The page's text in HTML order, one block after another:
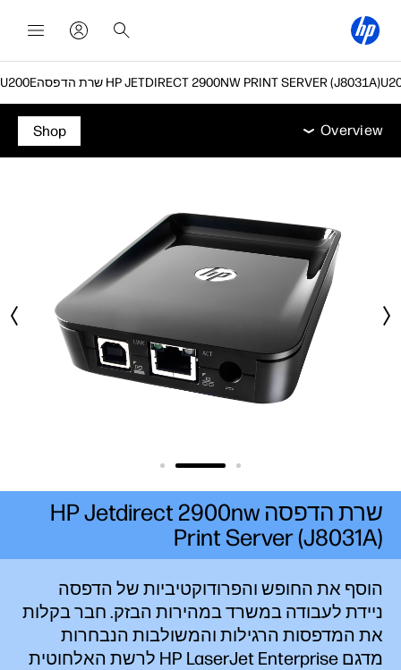
שרת הדפסה HP JETDIRECT 2900NW PRINT SERVER (J8031A)
Overview
תמיכה
Overview
Shop
הוסף את החופש והפרודוקטיביות של הדפסה
ניידת לעבודה במשרד במהירות הבזק. חבר בקלות
את המדפסות הרגילות והמשולבות הנבחרות
מדגם HP LaserJet Enterprise לרשת האלחוטית
שרת הדפסה HP Jetdirect 2900nw
Print Server (J8031A)